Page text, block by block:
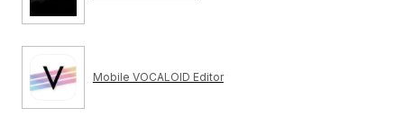
Mobile VOCALOID Editor